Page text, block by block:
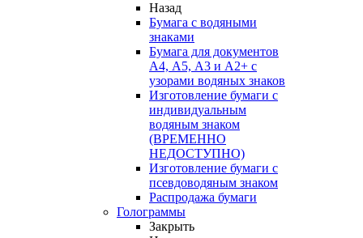
Назад
Бумага с водяными
знаками
Бумага для документов
А4, А5, А3 и А2+ с
узорами водяных знаков
Изготовление бумаги с
индивидуальным
водяным знаком
(ВРЕМЕННО
НЕДОСТУПНО)
Изготовление бумаги с
псевдоводяным знаком
Распродажа бумаги
Голограммы
Закрыть